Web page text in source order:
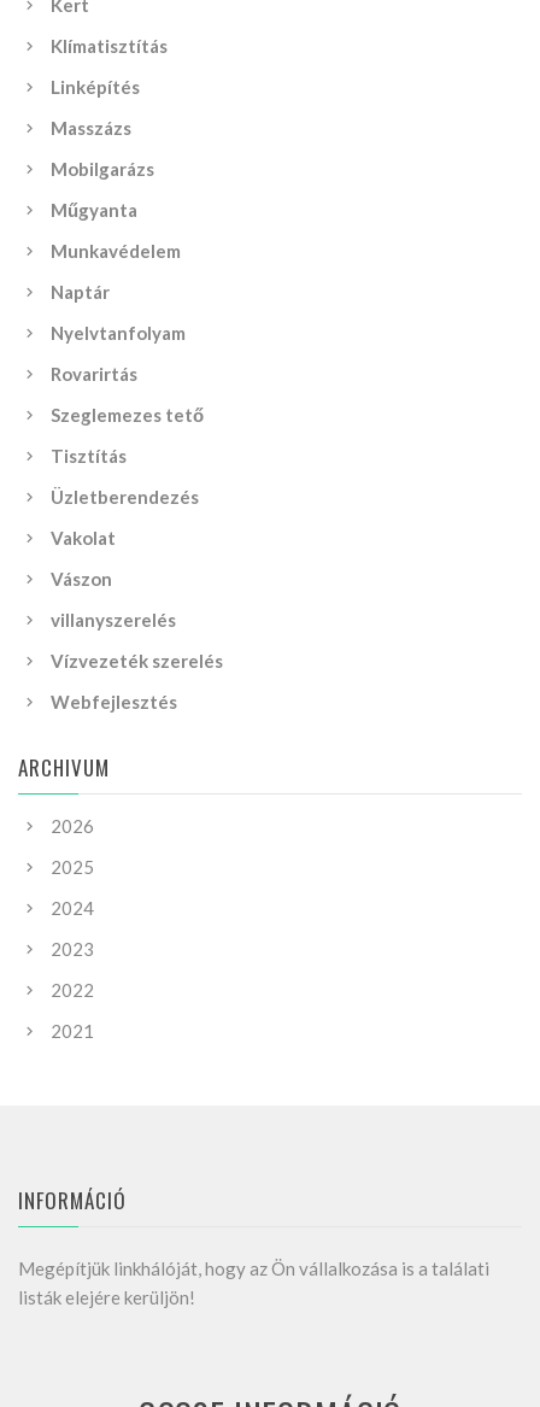
Kert
Klímatisztítás
Linképítés
Masszázs
Mobilgarázs
Műgyanta
Munkavédelem
Naptár
Nyelvtanfolyam
Rovarirtás
Szeglemezes tető
Tisztítás
Üzletberendezés
Vakolat
Vászon
villanyszerelés
Vízvezeték szerelés
Webfejlesztés
ARCHIVUM
2026
2025
2024
2023
2022
2021
INFORMÁCIÓ
Megépítjük linkhálóját, hogy az Ön vállalkozása is a találati
listák elejére kerüljön!